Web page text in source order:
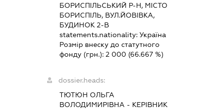
БОРИСПІЛЬСЬКИЙ Р-Н, МІСТО
БОРИСПІЛЬ, ВУЛ.ЙОВІВКА,
БУДИНОК 2-В
statements.nationality: Україна
Розмір внеску до статутного
фонду (грн.): 2 000 (66.667 %)
dossier.heads:
ТЮТЮН ОЛЬГА
ВОЛОДИМИРІВНА - КЕРІВНИК